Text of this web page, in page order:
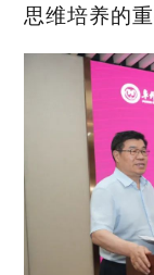
思维培养的